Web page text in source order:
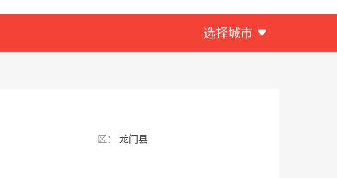
选择城市
区：
龙门县